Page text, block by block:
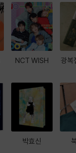
NCT WISH
박효신
광복